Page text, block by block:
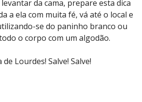
da cama, prepare esta dica
a ela com muita fé, vá até o local e
se do paninho branco ou
o corpo com um algodão.
Lourdes! Salve! Salve!